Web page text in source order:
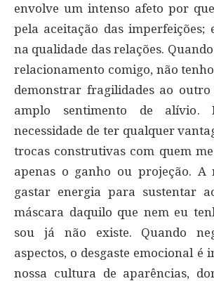
envolve um intenso afeto por
pela aceitação das imperfeições;
na qualidade das relações.
relacionamento comigo, não
demonstrar fragilidades ao
amplo sentimento de alívio.
necessidade de ter qualquer
trocas construtivas com quem
apenas o ganho ou projeção. A
gastar energia para sustentar
máscara daquilo que nem eu
sou já não existe. Quando
aspectos, o desgaste emocional é
nossa cultura de aparências,